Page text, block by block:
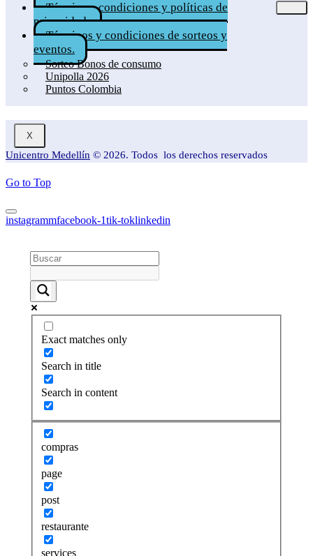
Términos, condiciones y políticas de
privacidad.
Términos y condiciones de sorteos y
eventos.
Sorteo Bonos de consumo
Unipolla 2026
Puntos Colombia
X
Unicentro Medellín © 2026. Todos los derechos reservados
Go to Top
instagrammfacebook-1tik-toklinkedin
Exact matches only
Search in title
Search in content
compras
page
post
restaurante
services